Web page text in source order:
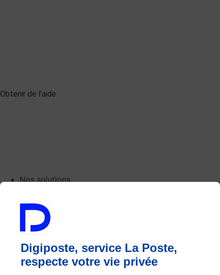
Digiposte, service La Poste,
respecte votre vie privée
Lors de votre navigation sur notre site, nos partenaires
votre accord pour être déposés. Les finalités de ces
cookies sont les suivantes :
Obtenir de l’aide
Nos solutions
Digiposte Access +
Digiposte Business
Vos besoins
Dématérialisation RH
Coffre-fort numérique